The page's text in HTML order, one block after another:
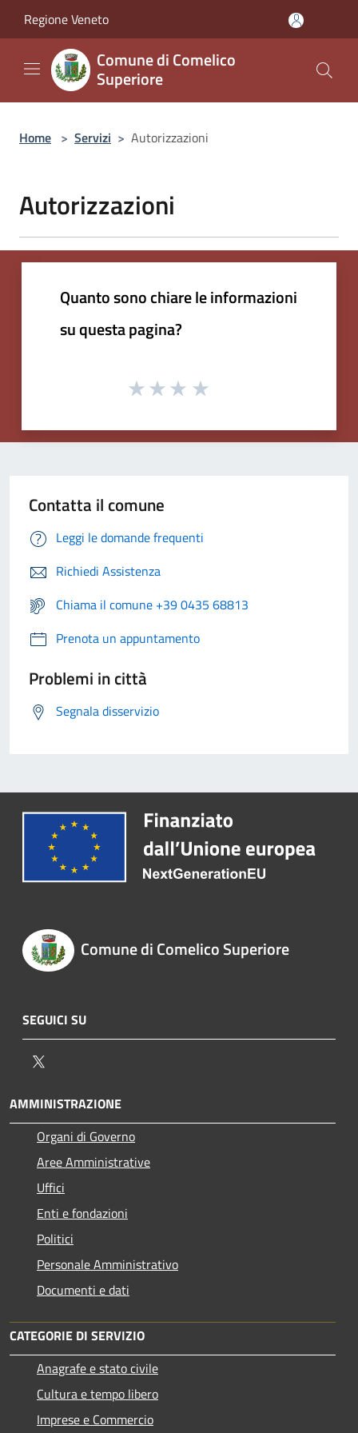
Regione Veneto
Comune di Comelico
Superiore
Home > Servizi > Autorizzazioni
Autorizzazioni
Quanto sono chiare le informazioni
su questa pagina?
Contatta il comune
Leggi le domande frequenti
Richiedi Assistenza
Chiama il comune +39 0435 68813
Prenota un appuntamento
Problemi in città
Segnala disservizio
Comune di Comelico Superiore
SEGUICI SU
AMMINISTRAZIONE
Organi di Governo
Aree Amministrative
Uffici
Enti e fondazioni
Politici
Personale Amministrativo
Documenti e dati
CATEGORIE DI SERVIZIO
Anagrafe e stato civile
Cultura e tempo libero
Imprese e Commercio